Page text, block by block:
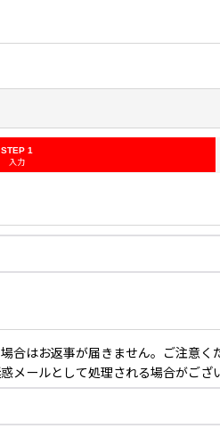
STEP 1
入力
合はお返事が届きません。ご注意く
メールとして処理される場合がござ